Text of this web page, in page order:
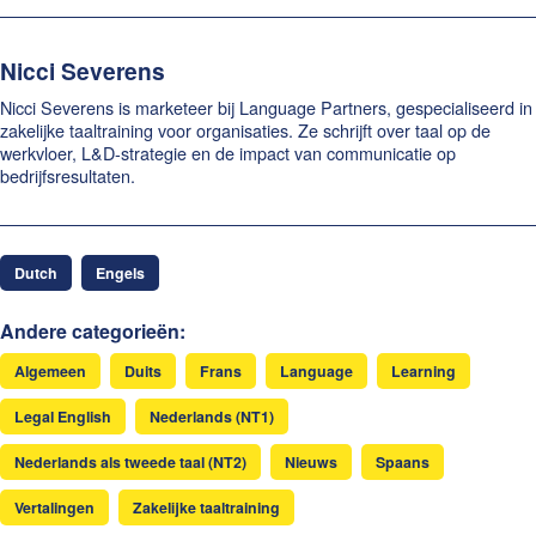
Nicci Severens
Nicci Severens is marketeer bij Language Partners, gespecialiseerd in
zakelijke taaltraining voor organisaties. Ze schrijft over taal op de
werkvloer, L&D-strategie en de impact van communicatie op
bedrijfsresultaten.
Dutch Engels
Andere categorieën:
Algemeen Duits Frans Language Learning
Legal English Nederlands (NT1)
Nederlands als tweede taal (NT2) Nieuws Spaans
Vertalingen Zakelijke taaltraining